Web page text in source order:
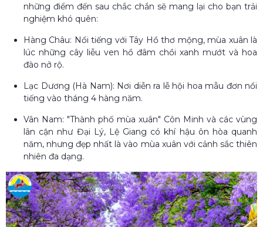
những điểm đến sau chắc chắn sẽ mang lại cho bạn trải
nghiệm khó quên:
Hàng Châu: Nổi tiếng với Tây Hồ thơ mộng, mùa xuân là
lúc những cây liễu ven hồ đâm chồi xanh mướt và hoa
đào nở rộ.
Lạc Dương (Hà Nam): Nơi diễn ra lễ hội hoa mẫu đơn nổi
tiếng vào tháng 4 hàng năm.
Vân Nam: "Thành phố mùa xuân" Côn Minh và các vùng
lân cận như Đại Lý, Lệ Giang có khí hậu ôn hòa quanh
năm, nhưng đẹp nhất là vào mùa xuân với cảnh sắc thiên
nhiên đa dạng.